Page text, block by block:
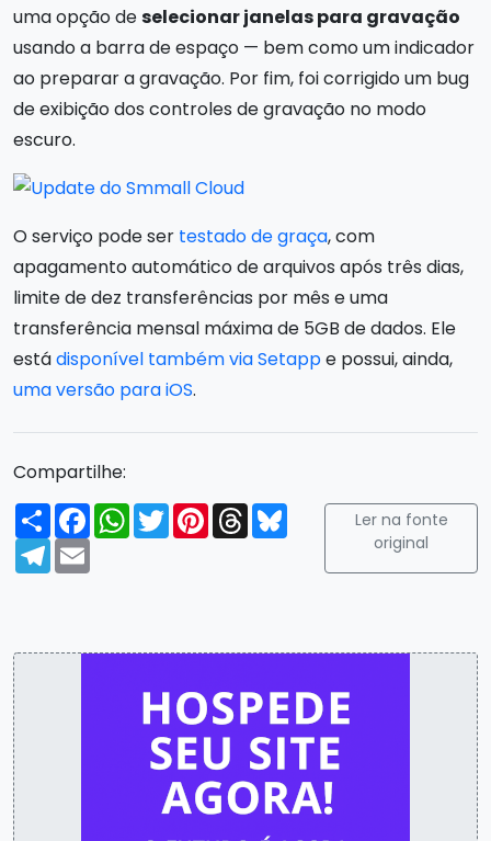
uma opção deselecionar janelas para gravação
usando a barra de espaço — bem como um indicador
ao preparar a gravação. Por fim, foi corrigido um bug
de exibição dos controles de gravação no modo
escuro.
O serviço pode ser testado de graça, com
apagamento automático de arquivos após três dias,
limite de dez transferências por mês e uma
transferência mensal máxima de 5GB de dados. Ele
estádisponível também via Setappe possui, ainda,
uma versão para iOS.
Compartilhe:
Compartilhar
FacebookWhatsApp
TwitterPinterest
ThreadsBluesky
Telegram
Email
Ler na fonte
original